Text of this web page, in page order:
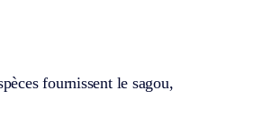
fournissent le sagou,